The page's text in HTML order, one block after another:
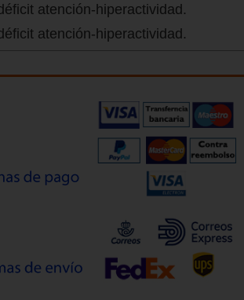
atención-hiperactividad.
atención-hiperactividad.